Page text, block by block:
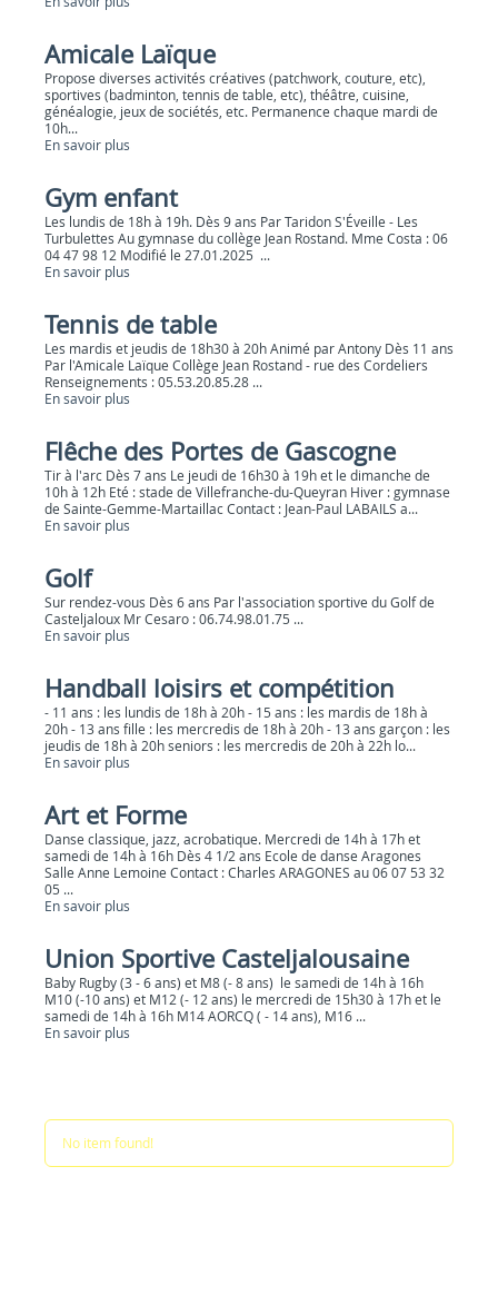
Amicale Laïque
Propose diverses activités créatives (patchwork, couture, etc),
sportives (badminton, tennis de table, etc), théâtre, cuisine,
généalogie, jeux de sociétés, etc. Permanence chaque mardi de
10h...
En savoir plus
Gym enfant
Les lundis de 18h à 19h. Dès 9 ans Par Taridon S'Éveille - Les
Turbulettes Au gymnase du collège Jean Rostand. Mme Costa : 06
04 47 98 12 Modifié le 27.01.2025 ...
En savoir plus
Tennis de table
Les mardis et jeudis de 18h30 à 20h Animé par Antony Dès 11 ans
Par l'Amicale Laïque Collège Jean Rostand - rue des Cordeliers
Renseignements : 05.53.20.85.28 ...
En savoir plus
Flêche des Portes de Gascogne
Tir à l'arc Dès 7 ans Le jeudi de 16h30 à 19h et le dimanche de
10h à 12h Eté : stade de Villefranche-du-Queyran Hiver : gymnase
de Sainte-Gemme-Martaillac Contact : Jean-Paul LABAILS a...
En savoir plus
Golf
Sur rendez-vous Dès 6 ans Par l'association sportive du Golf de
Casteljaloux Mr Cesaro : 06.74.98.01.75 ...
En savoir plus
Handball loisirs et compétition
- 11 ans : les lundis de 18h à 20h - 15 ans : les mardis de 18h à
20h - 13 ans fille : les mercredis de 18h à 20h - 13 ans garçon : les
jeudis de 18h à 20h seniors : les mercredis de 20h à 22h lo...
En savoir plus
Art et Forme
Danse classique, jazz, acrobatique. Mercredi de 14h à 17h et
samedi de 14h à 16h Dès 4 1/2 ans Ecole de danse Aragones
Salle Anne Lemoine Contact : Charles ARAGONES au 06 07 53 32
05 ...
En savoir plus
Union Sportive Casteljalousaine
Baby Rugby (3 - 6 ans) et M8 (- 8 ans) le samedi de 14h à 16h
M10 (-10 ans) et M12 (- 12 ans) le mercredi de 15h30 à 17h et le
samedi de 14h à 16h M14 AORCQ ( - 14 ans), M16 ...
En savoir plus
No item found!